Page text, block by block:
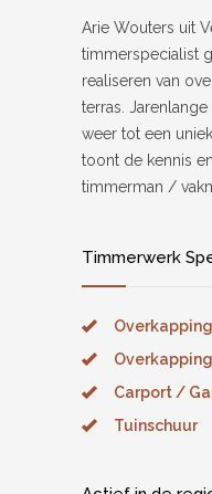
Arie Wouters uit
timmerspecialist
realiseren van
terras.
weer tot een
toont de kennis
timmerman /
Timmerwerk
Carport /
Tuinschuur